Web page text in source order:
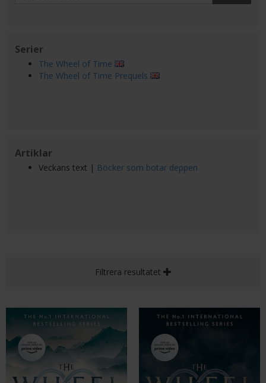
Serier
The Wheel of Time
The Wheel of Time Prequels
Artiklar
Veckans text | Böcker som botar deppen
Filtrera resultatet